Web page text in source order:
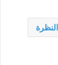
النظرة